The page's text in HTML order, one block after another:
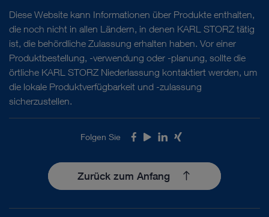
Diese Website kann Informationen über Produkte enthalten,
die noch nicht in allen Ländern, in denen KARL STORZ tätig
ist, die behördliche Zulassung erhalten haben. Vor einer
Produktbestellung, -verwendung oder -planung, sollte die
örtliche KARL STORZ Niederlassung kontaktiert werden, um
die lokale Produktverfügbarkeit und -zulassung
sicherzustellen.
Folgen Sie Facebook
Youtube
LinkedIn
Xing
Zurück zum Anfang